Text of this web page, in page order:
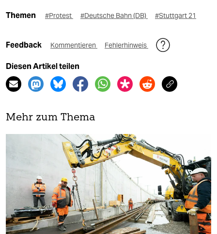
Themen #Protest #Deutsche Bahn (DB) #Stuttgart 21
Feedback Kommentieren Fehlerhinweis
Diesen Artikel teilen
Mehr zum Thema